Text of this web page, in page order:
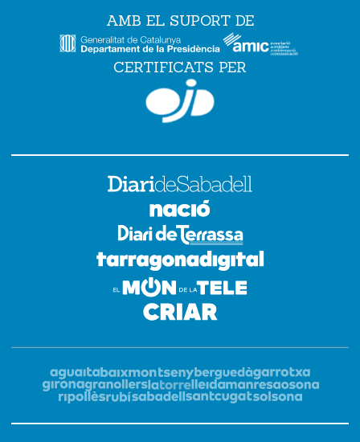
AMB EL SUPORT DE
CERTIFICATS PER